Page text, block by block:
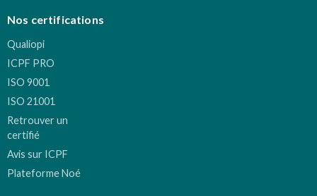
Nos certifications
Qualiopi
ICPF PRO
ISO 9001
ISO 21001
Retrouver un
certifié
Avis sur ICPF
Plateforme Noé